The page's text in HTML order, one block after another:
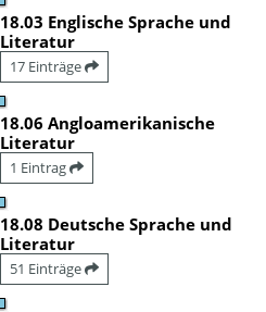
18.03 Englische Sprache und
Literatur
17 Einträge
18.06 Angloamerikanische
Literatur
1 Eintrag
18.08 Deutsche Sprache und
Literatur
51 Einträge